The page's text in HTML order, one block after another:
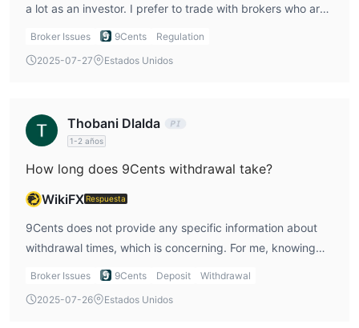
a lot as an investor. I prefer to trade with brokers who are
under regulatory supervision because it adds a layer of
that there’s no one ensuring they follow good practices,
Broker Issues 9Cents
Regulation
2025-07-27
Estados Unidos
Thobani Dlalda
1-2 años
How long does 9Cents withdrawal take?
WikiFX Respuesta
9Cents does not provide any specific information about
withdrawal times, which is concerning. For me, knowing
how long it will take to access my funds is important. I
trading with them.
Broker Issues 9Cents Deposit
Withdrawal
2025-07-26
Estados Unidos